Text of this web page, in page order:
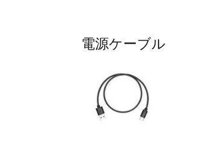
電源ケーブル